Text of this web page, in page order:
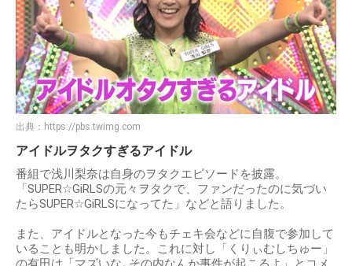
出典： https://pbs.twimg.com
アイドルヲタクすぎるアイドル
番組で浅川梨奈は自身のヲタクエピソードを披露。
「SUPER☆GiRLSの元々ヲタクで、ファンだったのに気づい
たらSUPER☆GiRLSになってた」などと語りました。
また、アイドルとなった今もチェキ会などに自腹で参加して
いることも明かしました。これに対し「くりぃむしちゅー」